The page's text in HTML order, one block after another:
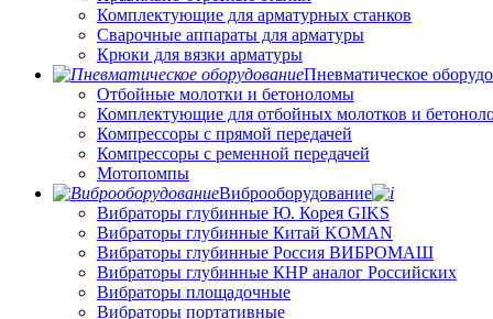
Комплектующие для арматурных станков
Сварочные аппараты для арматуры
Крюки для вязки арматуры
Пневматическое
Отбойные молотки и бетоноломы
Комплектующие для отбойных молотков и
Компрессоры с прямой передачей
Компрессоры с ременной передачей
Мотопомпы
Виброоборудование
Вибраторы глубинные Ю. Корея GIKS
Вибраторы глубинные Китай KOMAN
Вибраторы глубинные Россия ВИБРОМАШ
Вибраторы глубинные КНР аналог Российских
Вибраторы площадочные
Вибраторы портативные